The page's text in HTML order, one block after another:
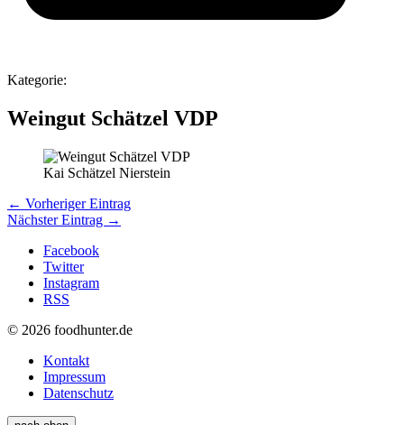
Kategorie:
Weingut Schätzel VDP
Kai Schätzel Nierstein
← Vorheriger Eintrag
Nächster Eintrag →
Facebook
Twitter
Instagram
RSS
© 2026 foodhunter.de
Kontakt
Impressum
Datenschutz